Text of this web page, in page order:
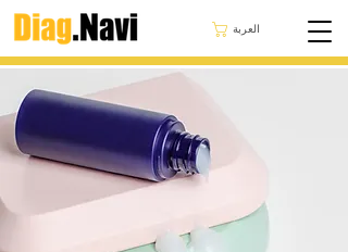
العربة